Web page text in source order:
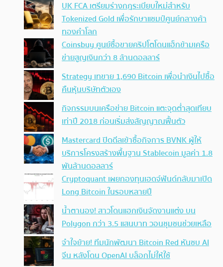
UK FCA เตรียมร่างกฎระเบียบใหม่สำหรับ
Tokenized Gold เพื่อรักษาแชมป์ศูนย์กลางค้า
ทองคำโลก
Coinsbuy ศูนย์ซื้อขายคริปโตโดนแฮ็กข้ามเครือ
ข่ายสูญเงินกว่า 8 ล้านดอลลาร์
Strategy เทขาย 1,690 Bitcoin เพื่อนำเงินไปซื้อ
คืนหุ้นบริษัทตัวเอง
กิจกรรมบนเครือข่าย Bitcoin แตะจุดต่ำสุดเทียบ
เท่าปี 2018 ก่อนเริ่มส่งสัญญาณฟื้นตัว
Mastercard ปิดดีลเข้าซื้อกิจการ BVNK ผู้ให้
บริการโครงสร้างพื้นฐาน Stablecoin มูลค่า 1.8
พันล้านดอลลาร์
Cryptoquant เผยกองทุนเฮดจ์ฟันด์กลับมาเปิด
Long Bitcoin ในรอบหลายปี
น้ำตานอง! สาวโดนแฮกเงินจัดงานแต่ง บน
Polygon กว่า 3.5 แสนบาท วอนชุมชนช่วยเหลือ
จำใจย้าย! ทีมนักพัฒนา Bitcoin Red หันซบ AI
จีน หลังโดน OpenAI บล็อกไม่ให้ใช้